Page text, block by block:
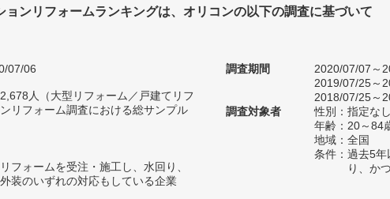
ョンリフォームランキングは、オリコンの以下の調査に基づいて
07/06
2,678人（大型リフォーム／戸建てリフ
リフォーム調査における総サンプル
フォームを受注・施工し、水回り、
装のいずれの対応もしている企業
調査期間
2020/07/07～
2019/07/25～
2018/07/25～
調査対象者
性別：指定なし
年齢：20～84
地域：全国
条件：過去5
り、か